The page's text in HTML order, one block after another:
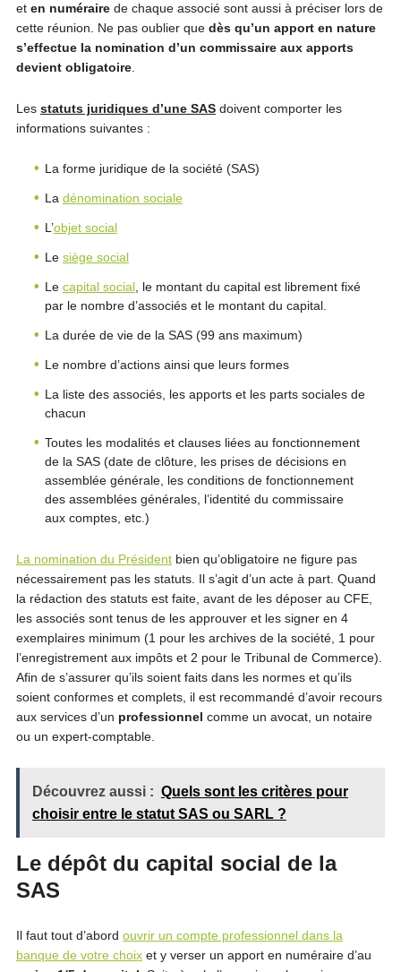
et en numérairede chaque associé sont aussi à préciser lors de
cette réunion. Ne pas oublier que dès qu’un apport en nature
s’effectue la nomination d’un commissaire aux apports
devient obligatoire.
Les statuts juridiques d’une SASdoivent comporter les
informations suivantes :
La forme juridique de la société (SAS)
La dénomination sociale
L’objet social
Le siège social
Le capital social, le montant du capital est librement fixé
par le nombre d’associés et le montant du capital.
La durée de vie de la SAS (99 ans maximum)
Le nombre d’actions ainsi que leurs formes
La liste des associés, les apports et les parts sociales de
chacun
Toutes les modalités et clauses liées au fonctionnement
de la SAS (date de clôture, les prises de décisions en
assemblée générale, les conditions de fonctionnement
des assemblées générales, l’identité du commissaire
aux comptes, etc.)
La nomination du Présidentbien qu’obligatoire ne figure pas
nécessairement pas les statuts. Il s’agit d’un acte à part. Quand
la rédaction des statuts est faite, avant de les déposer au CFE,
les associés sont tenus de les approuver et les signer en 4
exemplaires minimum (1 pour les archives de la société, 1 pour
l’enregistrement aux impôts et 2 pour le Tribunal de Commerce).
Afin de s’assurer qu’ils soient faits dans les normes et qu’ils
soient conformes et complets, il est recommandé d’avoir recours
aux services d’un professionnel comme un avocat, un notaire
ou un expert-comptable.
Découvrez aussi : Quels sont les critères pour
choisir entre le statut SAS ou SARL ?
Le dépôt du capital social de la
SAS
Il faut tout d’abord ouvrir un compte professionnel dans la
banque de votre choixet y verser un apport en numéraire d’au